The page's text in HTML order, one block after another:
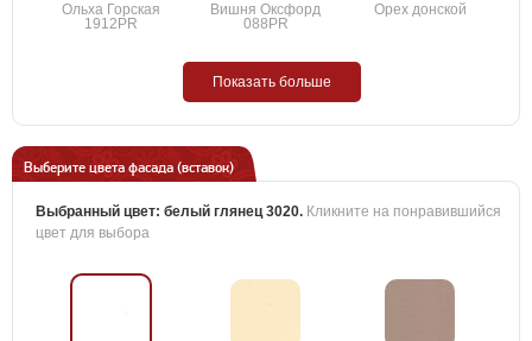
Ольха Горская
1912PR
Вишня Оксфорд
088PR
Орех донской
Показать больше
Выберите цвета фасада (вставок)
Выбранный цвет: белый глянец 3020. Кликните на понравившийся
цвет для выбора